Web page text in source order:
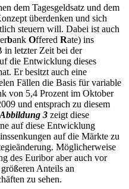
dem Tagesgeldsatz und dem
überdenken und sich
steuern will. Dabei ist auch
bank Offered Rate) ins
in letzter Zeit bei der
die Entwicklung dieses
Er besitzt auch eine
Fällen die Basis für variable
von 5,4 Prozent im Oktober
und entsprach zu diesem
Abbildung 3 zeigt diese
auf diese Entwicklung
auf die Märkte zu
Möglicherweise
des Euribor aber auch vor
Anteils an
zu sehen.